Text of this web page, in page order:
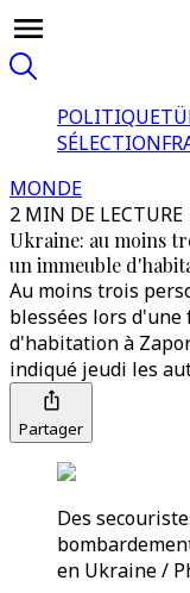
POLITIQUE
SÉLECTION
MONDE
2 MIN DE LECTURE
Ukraine: au moins
un immeuble
Au moins trois
blessées lors
d'habitation à
indiqué jeudi les
Partager
Des
en Ukraine /